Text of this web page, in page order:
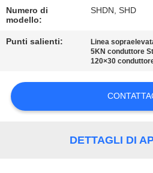
POLITICA
SULLA
Numero di
modello:
SHDN, SHD
Punti salienti: Linea
5KN conduttore
120×30
DETTAGLI DI